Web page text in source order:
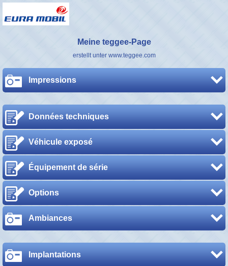
Meine teggee-Page
erstellt unter www.teggee.com
Impressions
Données techniques
Véhicule exposé
Équipement de série
Options
Ambiances
Implantations